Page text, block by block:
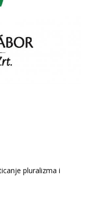
pluralizma i